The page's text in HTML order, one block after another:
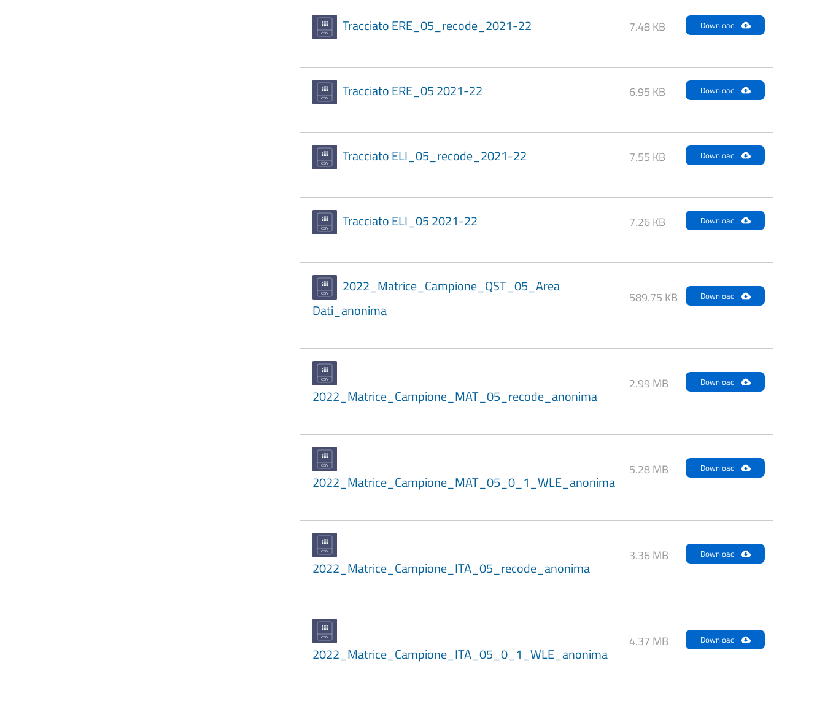
Tracciato ERE_05_recode_2021-22 7.48 KB Download
Tracciato ERE_05 2021-22 6.95 KB Download
Tracciato ELI_05_recode_2021-22 7.55 KB Download
Tracciato ELI_05 2021-22 7.26 KB Download
2022_Matrice_Campione_QST_05_Area
Dati_anonima
589.75 KB Download
2022_Matrice_Campione_MAT_05_recode_anonima
2.99 MB Download
2022_Matrice_Campione_MAT_05_0_1_WLE_anonima
5.28 MB Download
2022_Matrice_Campione_ITA_05_recode_anonima
3.36 MB Download
2022_Matrice_Campione_ITA_05_0_1_WLE_anonima
4.37 MB Download